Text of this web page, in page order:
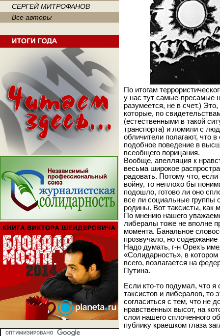
СЕРГЕЙ МИТРОФАНОВ
Все авторы
По итогам
у нас тут самые-пресамые
разумеется, не в счет.)
которые, по
(естественными в такой
транспорта) и ломили с
обличители полагают, что
подобное поведение в
всеобщего порицания.
Вообще, апелляция к
весьма широкое
радовать. Потому что, если
войну, то неплохо бы
подошло, готово ли оно
все ли социальные группы
родины. Вот таксисты, как
По мнению нашего
либералы тоже не вполне
момента. Банальное
прозвучало, но
Надо думать, г-н Орехъ
«Солидарность», в
всего, возлагается на
Путина.
Если кто-то подумал, что я
таксистов и либералов, то
согласиться с тем, что не
нравственных высот, на
слои нашего сплоченного
публику краешком глаза